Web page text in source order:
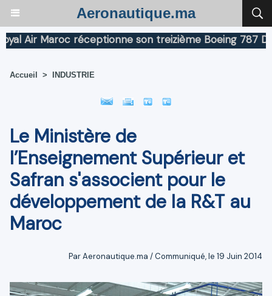
Aeronautique.ma
Maroc réceptionne son treizième Boeing 787
Accueil > INDUSTRIE
Le Ministère de
l’Enseignement Supérieur et
Safran s'associent pour le
développement de la R&T au
Maroc
Par Aeronautique.ma / Communiqué, le 19 Juin 2014